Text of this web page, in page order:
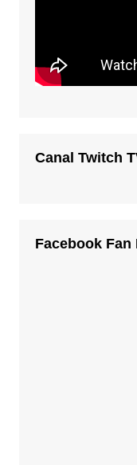
Canal Twitch
Facebook Fan